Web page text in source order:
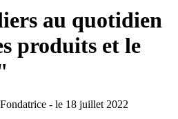
au quotidien
produits et le
- le 18 juillet 2022